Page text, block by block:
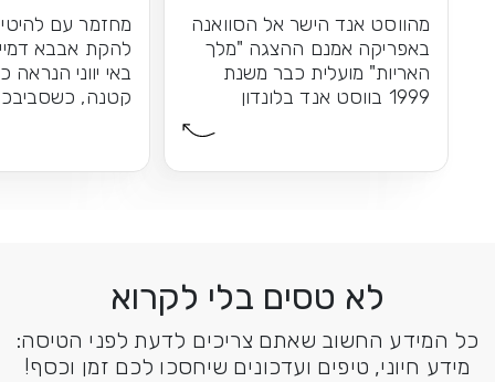
מהווסט אנד הישר אל הסוואנה
באפריקה אמנם ההצגה "מלך
האריות" מועלית כבר משנת
1999 בווסט אנד בלונדון
מחזמר עם
להקת אבבא
באי יווני
קטנה,
לא טסים בלי לקרוא
כל המידע החשוב שאתם צריכים לדעת לפני הטיסה:
מידע חיוני, טיפים ועדכונים שיחסכו לכם זמן וכסף!